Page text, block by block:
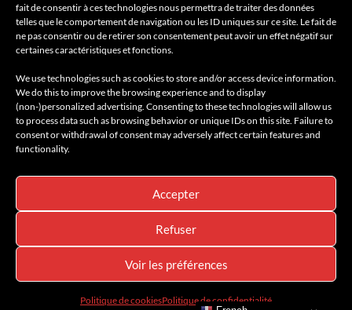
fait de consentir à ces technologies nous permettra de traiter des données
telles que le comportement de navigation ou les ID uniques sur ce site. Le fait de
ne pas consentir ou de retirer son consentement peut avoir un effet négatif sur
certaines caractéristiques et fonctions.
We use technologies such as cookies to store and/or access device information.
We do this to improve the browsing experience and to display
(non-)personalized advertising. Consenting to these technologies will allow us
to process data such as browsing behavior or unique IDs on this site. Failure to
consent or withdrawal of consent may adversely affect certain features and
functionality.
Accepter
Refuser
Voir les préférences
Politique de cookiesPolitique de confidentialité
Accueil AMILCAR MEN’S MAGAZINE
Voyages
411K 13K
© 2026 AMILCAR MEN'S MAGAZINE by Club Amilcar & AMILCAR
MAGAZINE GROUP - Designed byAGENCE MEDIANE